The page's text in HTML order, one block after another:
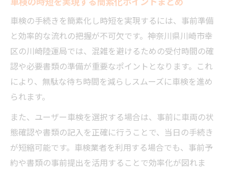
車検の手続きを簡素化し時短を実現するには、事前準備
と効率的な流れの把握が不可欠です。神奈川県川崎市幸
区の川崎陸運局では、混雑を避けるための受付時間の確
認や必要書類の準備が重要なポイントとなります。これ
により、無駄な待ち時間を減らしスムーズに車検を進め
られます。
また、ユーザー車検を選択する場合は、事前に車両の状
態確認や書類の記入を正確に行うことで、当日の手続き
が短縮可能です。車検業者を利用する場合でも、事前予
約や書類の事前提出を活用することで効率化が図れま